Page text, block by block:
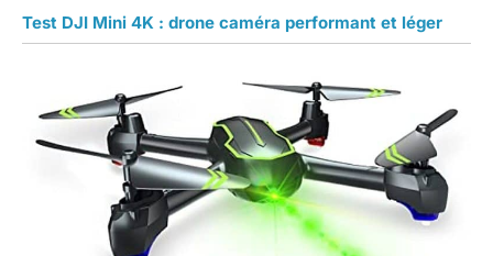
Test DJI Mini 4K : drone caméra performant et léger